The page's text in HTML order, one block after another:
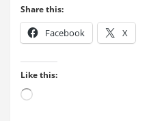
Share this:
Facebook X
Like this:
Loading…